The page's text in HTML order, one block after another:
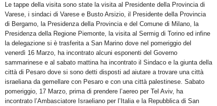
Le tappe della visita sono state la visita al Presidente della Provincia di
Varese, i sindaci di Varese e Busto Arsizio, il Presidente della Provincia
di Bergamo, la Presidenza della Provincia e del Comune di Milano, la
Presidenza della Regione Piemonte, la visita al Sermig di Torino ed infine
la delegazione si è trasferita a San Marino dove nel pomeriggio del
venerdì 16 Marzo, ha incontrato alcuni esponenti del Governo
sammarinese e al sabato mattina ha incontrato il Sindaco e la giunta della
città di Pesaro dove si sono detti disposti ad aiutare a trovare una città
israeliana da gemellare con Pesaro e con una città palestinese. Sabato
pomeriggio, 17 Marzo, prima di prendere l’aereo per Tel Aviv, ha
incontrato l’Ambasciatore Israeliano per l’Italia e la Repubblica di San